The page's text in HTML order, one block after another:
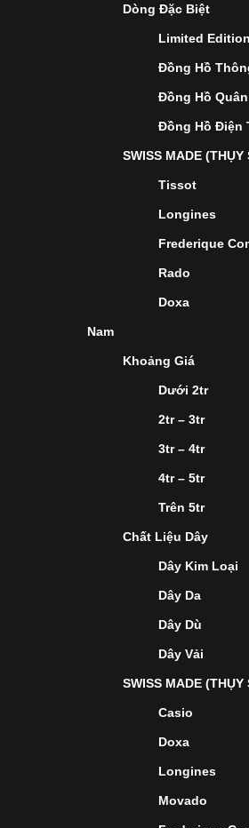
Dòng Đặc Biệt
Limited Edition
Đồng Hồ
Đồng Hồ
Đồng Hồ Điện
SWISS MADE (THỤY
Tissot
Longines
Frederique
Rado
Doxa
Nam
Khoảng Giá
Dưới 2tr
2tr – 3tr
3tr – 4tr
4tr – 5tr
Trên 5tr
Chất Liệu Dây
Dây Kim Loại
Dây Da
Dây Dù
Dây Vải
SWISS MADE (THỤY
Casio
Doxa
Longines
Movado